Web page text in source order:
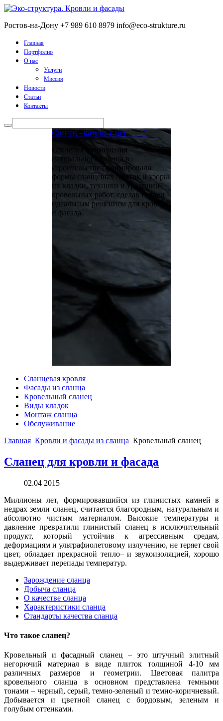
Ростов-на-Дону +7 989 610 8979 info@eco-strukture.ru
Главная
Портфолио
О нас
Услуги
Миссия
Новости
Статьи
Контакты
Сланец - камень с историей
Столетия применения
натурального сланца в
строительстве сформировали
формы сланцевых плиток и узоры
их кладки, техники и традиции
кровельных работ, сделав сланец
идеальным решением для кровли
и фасада.
Сланцевая кровля
Фасады из сланца
Кровельный сланец
Виды кладок
Монтаж сланца
Обслуживание
Главная Кровли и фасады из сланца Кровельный сланец
Сланец для кровли и фасада
02.04 2015
Миллионы лет, формировавшийся из глинистых камней в
недрах земли сланец, считается благородным, натуральным и
абсолютно чистым материалом. Высокие температуры и
давление превратили глинистый сланец в исключительный
продукт, который устойчив к агрессивным средам,
деформациям и ультрафиолетовому излучению, не теряет свой
цвет, обладает прекрасной тепло– и звукоизоляцией, хорошо
выдерживает перепады температур.
Зарождение сланца
Добыча сланца
О качестве сланца
Характеристики сланца
Стандарты качества сланца
Что такое сланец?
Кровельный и фасадный сланец – это штучный элитный
негорючий материал в виде плиток толщиной 4-10 мм
различных размеров и геометрии. Цветовая палитра
кровельного сланца в основном представлена темными
тонами – черный, серый, темно-зеленый и темно-коричневый.
Добывается и цветной сланец с бордовым, зеленым и
голубым оттенками.